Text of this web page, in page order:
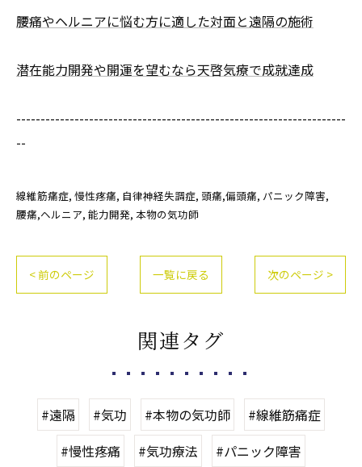
腰痛やヘルニアに悩む方に適した対面と遠隔の施術
潜在能力開発や開運を望むなら天啓気療で成就達成
--------------------------------------------------------------------
--
線維筋痛症 慢性疼痛 自律神経失調症 頭痛,偏頭痛 パニック障害
腰痛,ヘルニア 能力開発 本物の気功師
< 前のページ 一覧に戻る 次のページ >
関連タグ
#遠隔 #気功 #本物の気功師
#線維筋痛症
#慢性疼痛
#気功療法 #パニック障害